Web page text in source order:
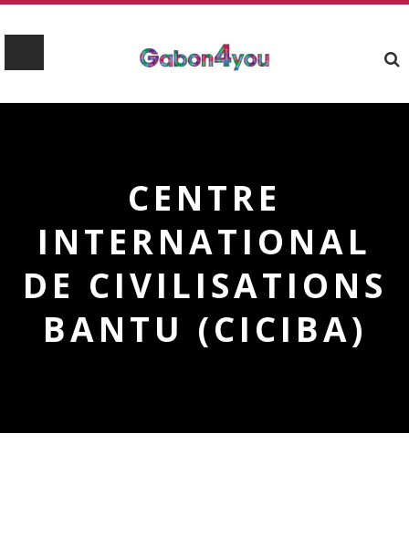
CENTRE
INTERNATIONAL
DE CIVILISATIONS
BANTU (CICIBA)